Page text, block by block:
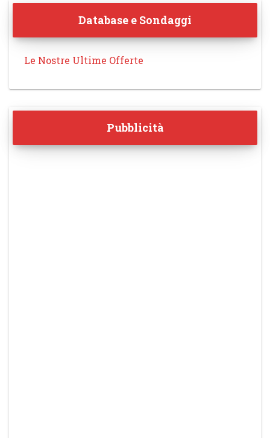
Database e Sondaggi
Le Nostre Ultime Offerte
Pubblicità